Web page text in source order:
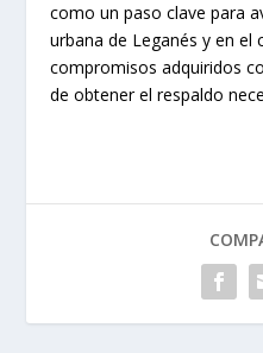
como un paso clave para
urbana de Leganés y en el
compromisos adquiridos
de obtener el respaldo